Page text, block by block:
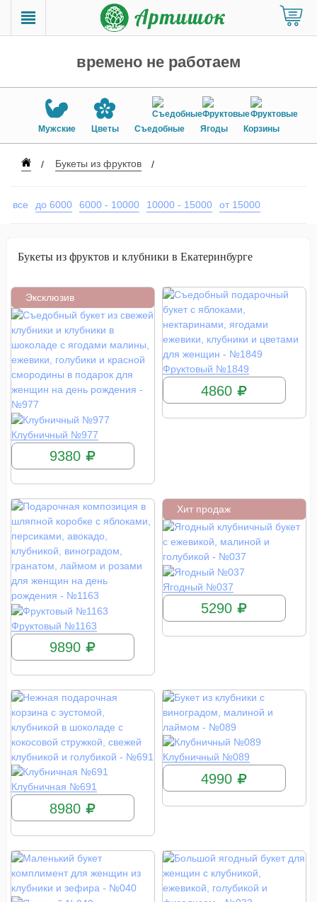
времено не работаем
Мужские Цветы Съедобные Ягоды Корзины
Букеты из фруктов
все до 6000 6000 - 10000 10000 - 15000 от 15000
Букеты из фруктов и клубники в Екатеринбурге
Эксклюзив
Клубничный №977
КУПИТЬ
9380
Фруктовый №1849
КУПИТЬ
4860
Фруктовый №1163
КУПИТЬ
9890
Хит продаж
Ягодный №037
КУПИТЬ
5290
Клубничная №691
КУПИТЬ
8980
Клубничный №089
КУПИТЬ
4990